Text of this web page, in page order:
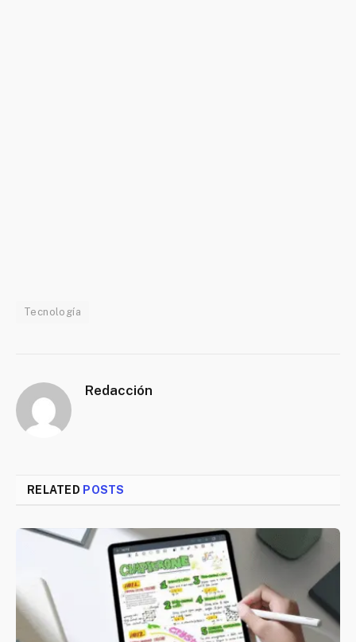
Tecnología
Redacción
RELATED POSTS